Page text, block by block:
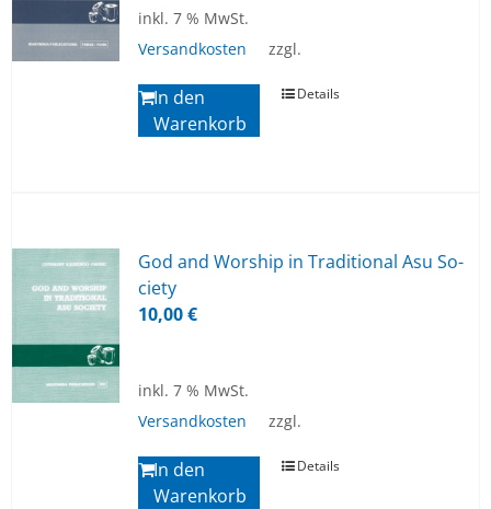
inkl. 7 % MwSt.
zzgl.
Versandkosten
In den
Warenkorb
Details
God and Wor­ship in Tra­di­tio­nal Asu So­
cie­ty
10,00€
inkl. 7 % MwSt.
zzgl.
Versandkosten
In den
Warenkorb
Details